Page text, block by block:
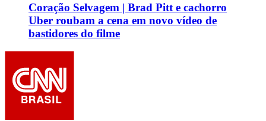
Coração Selvagem | Brad Pitt e cachorro
Uber roubam a cena em novo vídeo de
bastidores do filme